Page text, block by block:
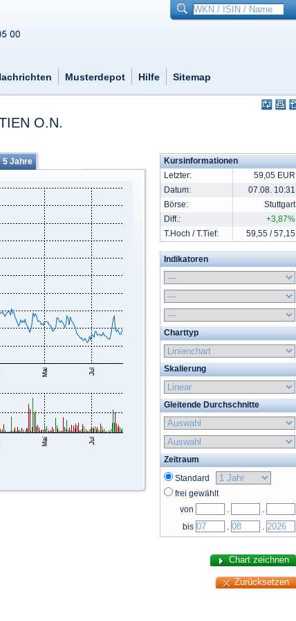
Musterdepot Hilfe Sitemap
O.N.
5 Jahre
Kursinformationen
Letzter:
59,05 EUR
Datum:
07.08. 10:31
Börse:
Stuttgart
Diff.:
+3,87%
T.Hoch / T.Tief:
59,55 / 57,15
Indikatoren
Charttyp
Skalierung
Gleitende Durchschnitte
Zeitraum
Standard
frei gewählt
von
.
.
bis
. .